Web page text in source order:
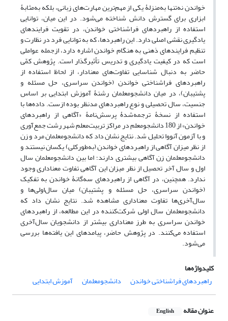
خواندن نه‌تنها به‌منزلۀ یکی از مهم‌ترین مهارت‌های زبانی، بلکه به‌مثابۀ
ابزاری برای گسترش دانش شناخته می‌شود. در این میان، توانایی
استفاده از راهبردهای فراشناختی خواندن، در تقویت فرایندهای
یادگیری نقشی اصلی دارد. این راهبردها، که به توانایی فرد در نظارت و
تنظیم فرایندهای ذهنی به هنگام خواندن اشاره دارد، ازجمله عواملی
است که در کیفیت یادگیری و تدریس تأثیرگذار است. پژوهش کمّی
حاضر به دنبال شناسایی تفاوت‌های معنادار، از لحاظ استفاده از
راهبردهای فراشناختی خواندن (خواندن سراسری، حل مسئله و
پشتیبان)، در میان دانشجومعلمان رشتۀ آموزش ابتدایی بر اساس
جنسیت، سال تحصیلی و نوع راهبردهای مدنظر بوده ازست. داده‌ها با
استفاده از نسخۀ ترجمه‌شدۀ پرسش‌نامۀ «آگاهی از راهبردهای
خواندن» از 180 دانشجو‌معلم در مراکز تربیت‌معلم شهر رشت جمع‌آوری
و با آزمون آنووا تحلیل شد. نتایج نشان داد که دانشجومعلمان مرد و زن
از نظر میزان آگاهی از راهبردهای خواندن (به‌طورکلی) یکسان نیستند و
دانشجومعلمان زن آگاهی بیشتری دارند؛ اما بین دانشجومعلمان سال
اول و سال آخر تحصیل از نظر میزان این آگاهی تفاوت معناداری وجود
ندارد. همچنین، در آگاهی از راهبردهای سه‌گانۀ خواندن به تفکیک
(خواندن سراسری، حل مسئله و پشتیبان) میان سال‌اولی‌ها و
سال‌‌آخری‌ها تفاوت معناداری مشاهده شد. نتایج نشان داد که
دانشجومعلمان سال‌ اولی شرکت‌کننده در این مطالعه، از راهبردهای
خواندن سراسری به طرز معناداری بیشتر از دانشجویان سال‌آخری
استفاده می‌کنند. در پژوهش حاضر، پیامدهای این یافته‌ها بررسی
می‌شود.
کلیدواژه‌ها
راهبردهای فراشناختی خواندن
دانشجومعلمان آموزش ابتدایی
عنوان مقاله English